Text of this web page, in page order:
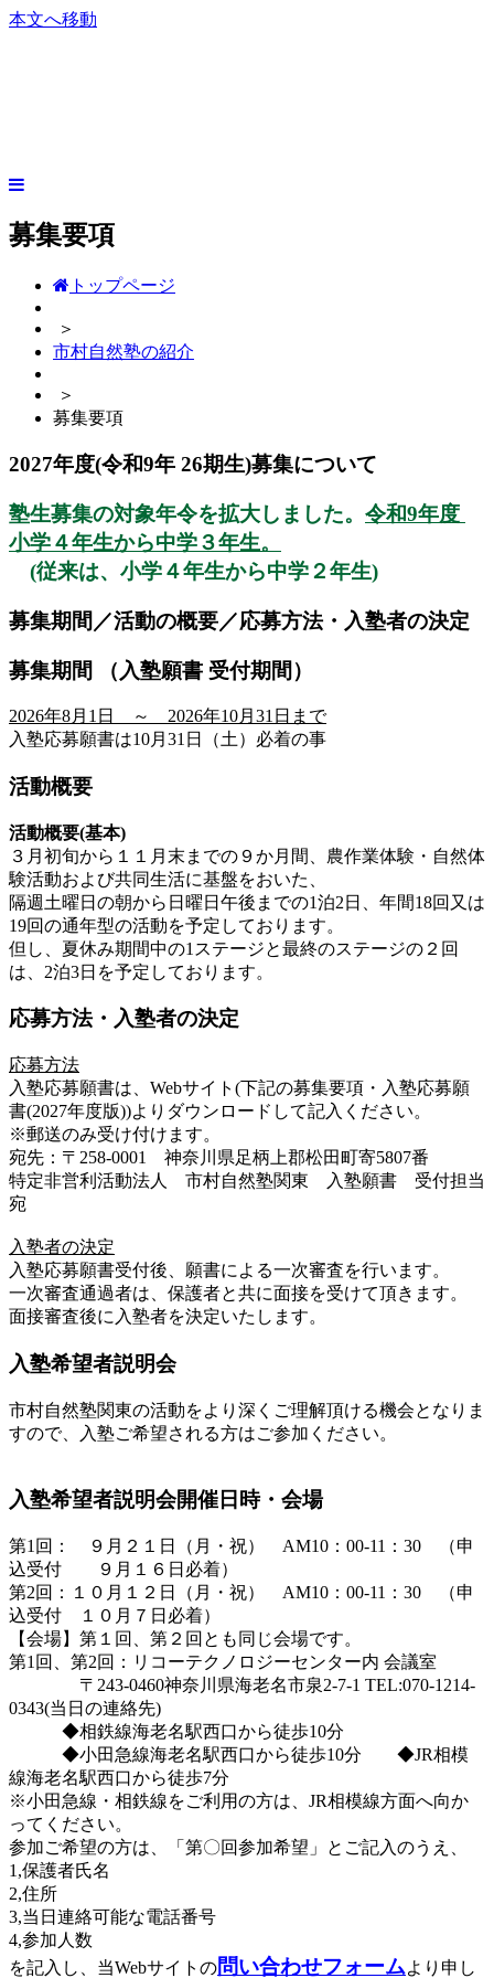
本文へ移動
募集要項
トップページ
＞
市村自然塾の紹介
＞
募集要項
2027年度(令和9年 26期生)募集について
塾生募集の対象年令を拡大しました。 令和9年度
小学４年生から中学３年生。
(従来は、小学４年生から中学２年生)
募集期間／活動の概要／応募方法・入塾者の決定
募集期間 （入塾願書 受付期間）
2026年8月1日 ～ 2026年10月31日まで
入塾応募願書は10月31日（土）必着の事
活動概要
活動概要(基本)
３月初旬から１１月末までの９か月間、農作業体験・自然体
験活動および共同生活に基盤をおいた、
隔週土曜日の朝から日曜日午後までの1泊2日、年間18回又は
19回の通年型の活動を予定しております。
但し、夏休み期間中の1ステージと最終のステージの２回
は、2泊3日を予定しております。
応募方法・入塾者の決定
応募方法
入塾応募願書は、Webサイト(下記の募集要項・入塾応募願
書(2027年度版))よりダウンロードして記入ください。
※郵送のみ受け付けます。
宛先：〒258-0001 神奈川県足柄上郡松田町寄5807番
特定非営利活動法人 市村自然塾関東 入塾願書 受付担当
宛
入塾者の決定
入塾応募願書受付後、願書による一次審査を行います。
一次審査通過者は、保護者と共に面接を受けて頂きます。
面接審査後に入塾者を決定いたします。
入塾希望者説明会
市村自然塾関東の活動をより深くご理解頂ける機会となりま
すので、入塾ご希望される方はご参加ください。
入塾希望者説明会開催日時・会場
第1回： ９月２１日（月・祝） AM10：00-11：30 （申
込受付 ９月１６日必着）
第2回：１０月１２日（月・祝） AM10：00-11：30 （申
込受付 １０月７日必着）
【会場】第１回、第２回とも同じ会場です。
第1回、第2回： リコーテクノロジーセンター内 会議室
〒243-0460神奈川県海老名市泉2-7-1 TEL:070-1214-
0343(当日の連絡先)
◆相鉄線海老名駅西口から徒歩10分
◆小田急線海老名駅西口から徒歩10分 ◆JR相模
線海老名駅西口から徒歩7分
※小田急線・相鉄線をご利用の方は、JR相模線方面へ向か
ってください。
参加ご希望の方は、「第〇回参加希望」とご記入のうえ、
1,保護者氏名
2,住所
3,当日連絡可能な電話番号
4,参加人数
を記入し、当Webサイトの問い合わせフォームより申し